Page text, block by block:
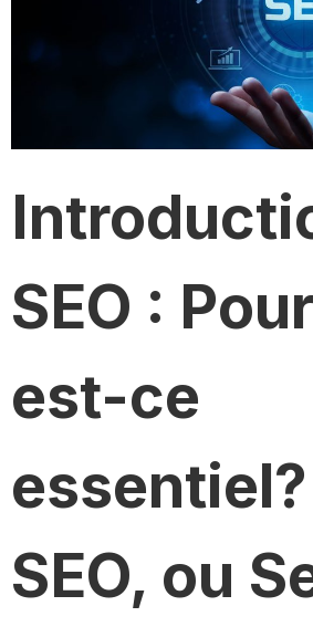
SEO :
est-ce
SEO, ou